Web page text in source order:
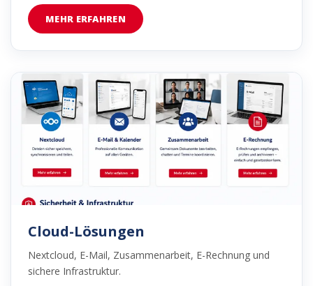
MEHR ERFAHREN
Cloud-Lösungen
Nextcloud, E-Mail, Zusammenarbeit, E-Rechnung und
sichere Infrastruktur.